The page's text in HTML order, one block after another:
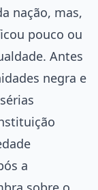
nação, mas,
pouco ou
Antes
negra e
a